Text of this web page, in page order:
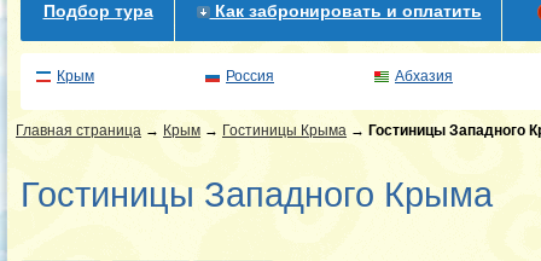
Подбор тура Как забронировать и оплатить
Крым Россия Абхазия
Главная страница → Крым → Гостиницы Крыма → Гостиницы Западного
Гостиницы Западного Крыма